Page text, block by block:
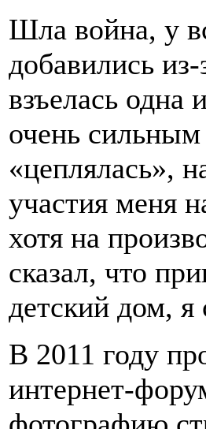
Шла война, у
добавились
взъелась одна
очень
«цеплялась»,
участия меня
хотя на
сказал, что
детский дом, я
В 2011 году
интернет-